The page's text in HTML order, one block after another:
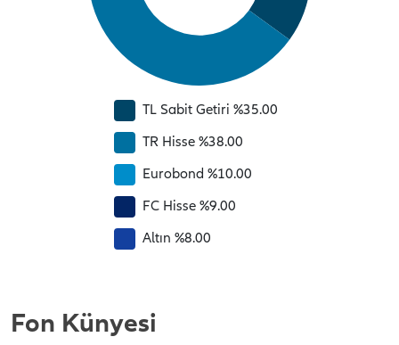
TL Sabit Getiri %35.00
TR Hisse %38.00
Eurobond %10.00
FC Hisse %9.00
Altın %8.00
Fon Künyesi